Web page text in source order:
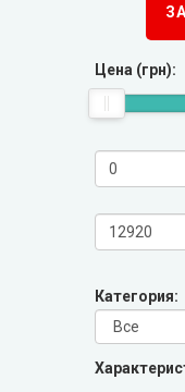
KORFAD
Korfad
Korfad
Terminus
LEADOR
Leador
Цена (грн):
Категория: